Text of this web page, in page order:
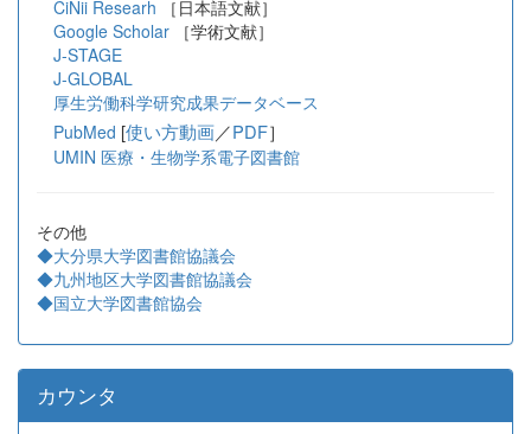
CiNii Researh ［日本語文献］
Google Scholar
［学術文献］
J-STAGE
J-GLOBAL
厚生労働科学研究成果データベース
PubMed [使い方動画／PDF］
UMIN 医療・生物学系電子図書館
その他
◆大分県大学図書館協議会
◆九州地区大学図書館協議会
◆国立大学図書館協会
カウンタ